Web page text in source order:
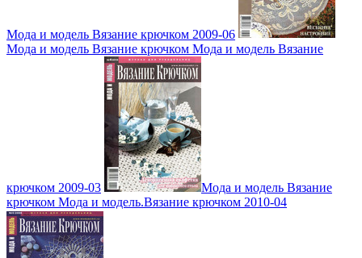
Мода и модель Вязание крючком 2009-06
Мода и модель Вязание крючком Мода и модель Вязание
крючком 2009-03
Мода и модель Вязание
крючком Мода и модель.Вязание крючком 2010-04